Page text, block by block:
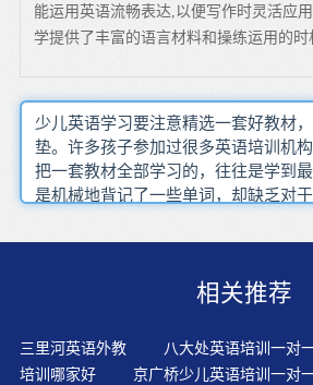
能运用英语流畅表达,以便写作时灵活应
学提供了丰富的语言材料和操练运用的时
少儿英语学习要注意精选一套好教材
垫。许多孩子参加过很多英语培训机
把一套教材全部学习的，往往是学到
是机械地背记了一些单词，却缺乏对于
法提高。要有效利用英文教材，培养
相关推荐
三里河英语外教 八大处英语培训一对
培训哪家好
京广桥少儿英语培训一对